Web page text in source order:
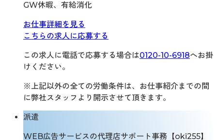
GW休暇、有給消化
お仕事詳細を見る
こちらの求人に応募する
この求人に電話で応募する場合は0120-10-6918へお掛
けください。
※上記以外の全ての労働条件は、お仕事紹介までの間
に弊社スタッフより開示させて頂きます。
派遣
WEB広告サービスの代理店サポート事務【oki255】